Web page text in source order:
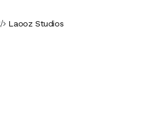
Laooz Studios